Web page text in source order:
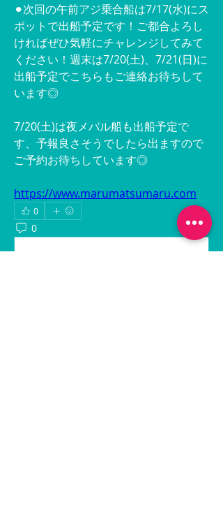
⚫︎次回の午前アジ乗合船は7/17(水)にス
ポットで出船予定です！ご都合よろし
ければぜひ気軽にチャレンジしてみて
ください！週末は7/20(土)、7/21(日)に
出船予定でこちらもご連絡お待ちして
います◎
7/20(土)は夜メバル船も出船予定で
す、予報良さそうでしたら出ますので
ご予約お待ちしています◎
https://www.marumatsumaru.com
0
0 62